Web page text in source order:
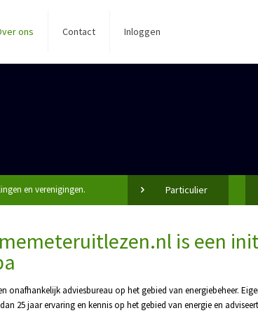
ons Contact Inloggen
en verenigingen. Particulier
is een
onafhankelijk adviesbureau op het gebied van energiebeheer.
25 jaar ervaring en kennis op het gebied van energie en